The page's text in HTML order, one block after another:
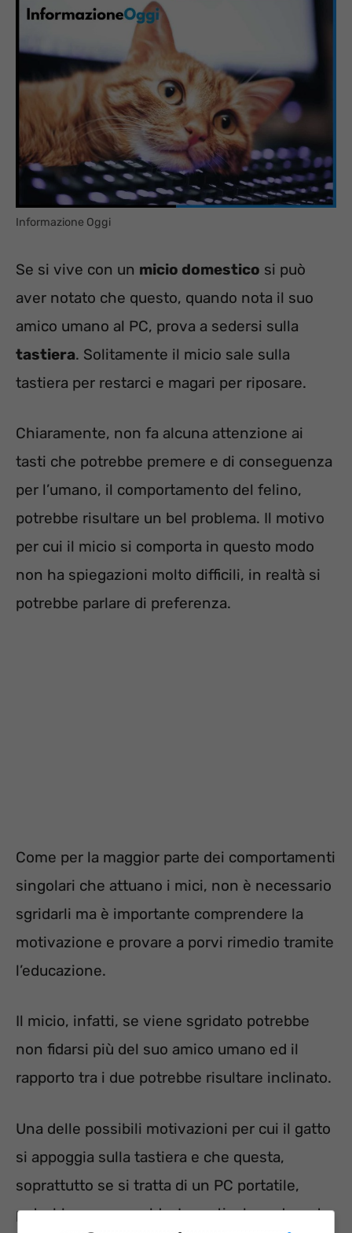
Informazione Oggi
Se si vive con un micio domestico si può
aver notato che questo, quando nota il suo
amico umano al PC, prova a sedersi sulla
tastiera. Solitamente il micio sale sulla
tastiera per restarci e magari per riposare.
Chiaramente, non fa alcuna attenzione ai
tasti che potrebbe premere e di conseguenza
per l’umano, il comportamento del felino,
potrebbe risultare un bel problema. Il motivo
per cui il micio si comporta in questo modo
non ha spiegazioni molto difficili, in realtà si
potrebbe parlare di preferenza.
Come per la maggior parte dei comportamenti
singolari che attuano i mici, non è necessario
sgridarli ma è importante comprendere la
motivazione e provare a porvi rimedio tramite
l’educazione.
Il micio, infatti, se viene sgridato potrebbe
non fidarsi più del suo amico umano ed il
rapporto tra i due potrebbe risultare inclinato.
Una delle possibili motivazioni per cui il gatto
si appoggia sulla tastiera e che questa,
soprattutto se si tratta di un PC portatile,
potrebbe essere calda. In particolare, durante